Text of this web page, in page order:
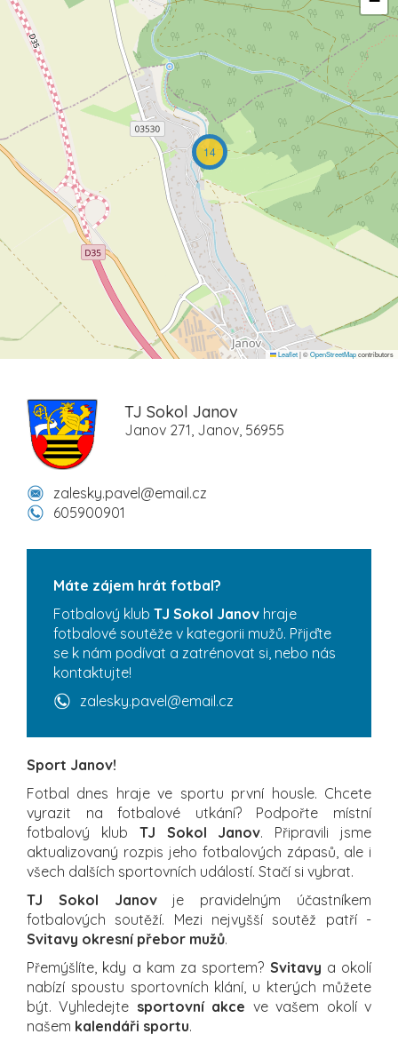
14
Leaflet|©OpenStreetMapcontributors
TJ Sokol Janov
Janov 271, Janov, 56955
zalesky.pavel@email.cz
605900901
Máte zájem hrát fotbal?
Fotbalový klub TJ Sokol Janov hraje
fotbalové soutěže v kategorii mužů. Přijďte
se k nám podívat a zatrénovat si, nebo nás
kontaktujte!
zalesky.pavel@email.cz
Sport Janov!
Fotbal dnes hraje ve sportu první housle. Chcete
vyrazit na fotbalové utkání? Podpořte místní
fotbalový klub TJ Sokol Janov. Připravili jsme
aktualizovaný rozpis jeho fotbalových zápasů, ale i
všech dalších sportovních událostí. Stačí si vybrat.
TJ Sokol Janovje pravidelným účastníkem
fotbalových soutěží. Mezi nejvyšší soutěž patří -
Svitavy okresní přebor mužů.
Přemýšlíte, kdy a kam za sportem? Svitavy a okolí
nabízí spoustu sportovních klání, u kterých můžete
být. Vyhledejte sportovní akce ve vašem okolí v
našem kalendáři sportu.